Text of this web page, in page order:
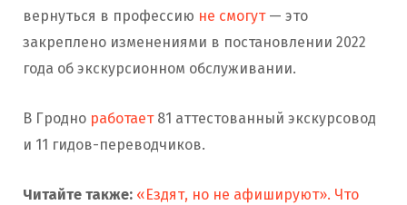
вернуться в профессию не смогут— это
закреплено изменениями в постановлении 2022
года об экскурсионном обслуживании.
В Гродно работает81 аттестованный экскурсовод
и 11 гидов-переводчиков.
Читайте также: «Ездят, но не афишируют». Что